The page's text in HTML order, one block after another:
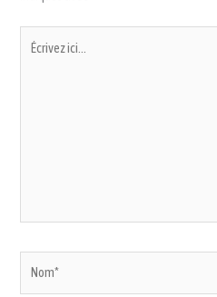
ici…